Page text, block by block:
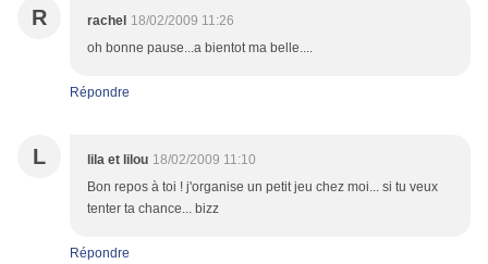
R rachel 18/02/2009 11:26
oh bonne pause...a bientot ma belle....
Répondre
L lila et lilou 18/02/2009 11:10
Bon repos à toi ! j'organise un petit jeu chez moi... si tu veux
tenter ta chance... bizz
Répondre